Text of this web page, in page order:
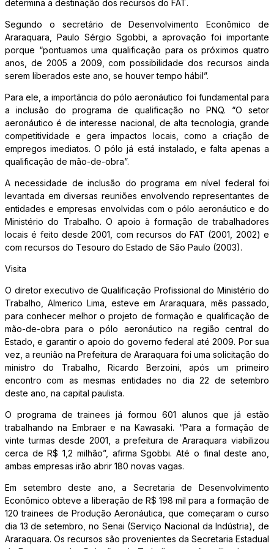
determina a destinação dos recursos do FAT.
Segundo o secretário de Desenvolvimento Econômico de
Araraquara, Paulo Sérgio Sgobbi, a aprovação foi importante
porque “pontuamos uma qualificação para os próximos quatro
anos, de 2005 a 2009, com possibilidade dos recursos ainda
serem liberados este ano, se houver tempo hábil”.
Para ele, a importância do pólo aeronáutico foi fundamental para
a inclusão do programa de qualificação no PNQ. “O setor
aeronáutico é de interesse nacional, de alta tecnologia, grande
competitividade e gera impactos locais, como a criação de
empregos imediatos. O pólo já está instalado, e falta apenas a
qualificação de mão-de-obra”.
A necessidade de inclusão do programa em nível federal foi
levantada em diversas reuniões envolvendo representantes de
entidades e empresas envolvidas com o pólo aeronáutico e do
Ministério do Trabalho. O apoio à formação de trabalhadores
locais é feito desde 2001, com recursos do FAT (2001, 2002) e
com recursos do Tesouro do Estado de São Paulo (2003).
Visita
O diretor executivo de Qualificação Profissional do Ministério do
Trabalho, Almerico Lima, esteve em Araraquara, mês passado,
para conhecer melhor o projeto de formação e qualificação de
mão-de-obra para o pólo aeronáutico na região central do
Estado, e garantir o apoio do governo federal até 2009. Por sua
vez, a reunião na Prefeitura de Araraquara foi uma solicitação do
ministro do Trabalho, Ricardo Berzoini, após um primeiro
encontro com as mesmas entidades no dia 22 de setembro
deste ano, na capital paulista.
O programa de trainees já formou 601 alunos que já estão
trabalhando na Embraer e na Kawasaki. “Para a formação de
vinte turmas desde 2001, a prefeitura de Araraquara viabilizou
cerca de R$ 1,2 milhão”, afirma Sgobbi. Até o final deste ano,
ambas empresas irão abrir 180 novas vagas.
Em setembro deste ano, a Secretaria de Desenvolvimento
Econômico obteve a liberação de R$ 198 mil para a formação de
120 trainees de Produção Aeronáutica, que começaram o curso
dia 13 de setembro, no Senai (Serviço Nacional da Indústria), de
Araraquara. Os recursos são provenientes da Secretaria Estadual